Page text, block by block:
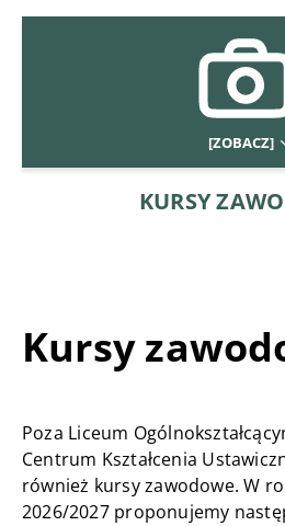
[ZOBACZ]
KURSY
Kursy
Poza Liceum
Centrum Kształcenia
również kursy zawodowe. W
2026/2027 proponujemy